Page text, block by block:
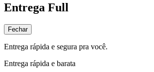
Entrega Full
Fechar
Entrega rápida e segura pra você.
Entrega rápida e barata